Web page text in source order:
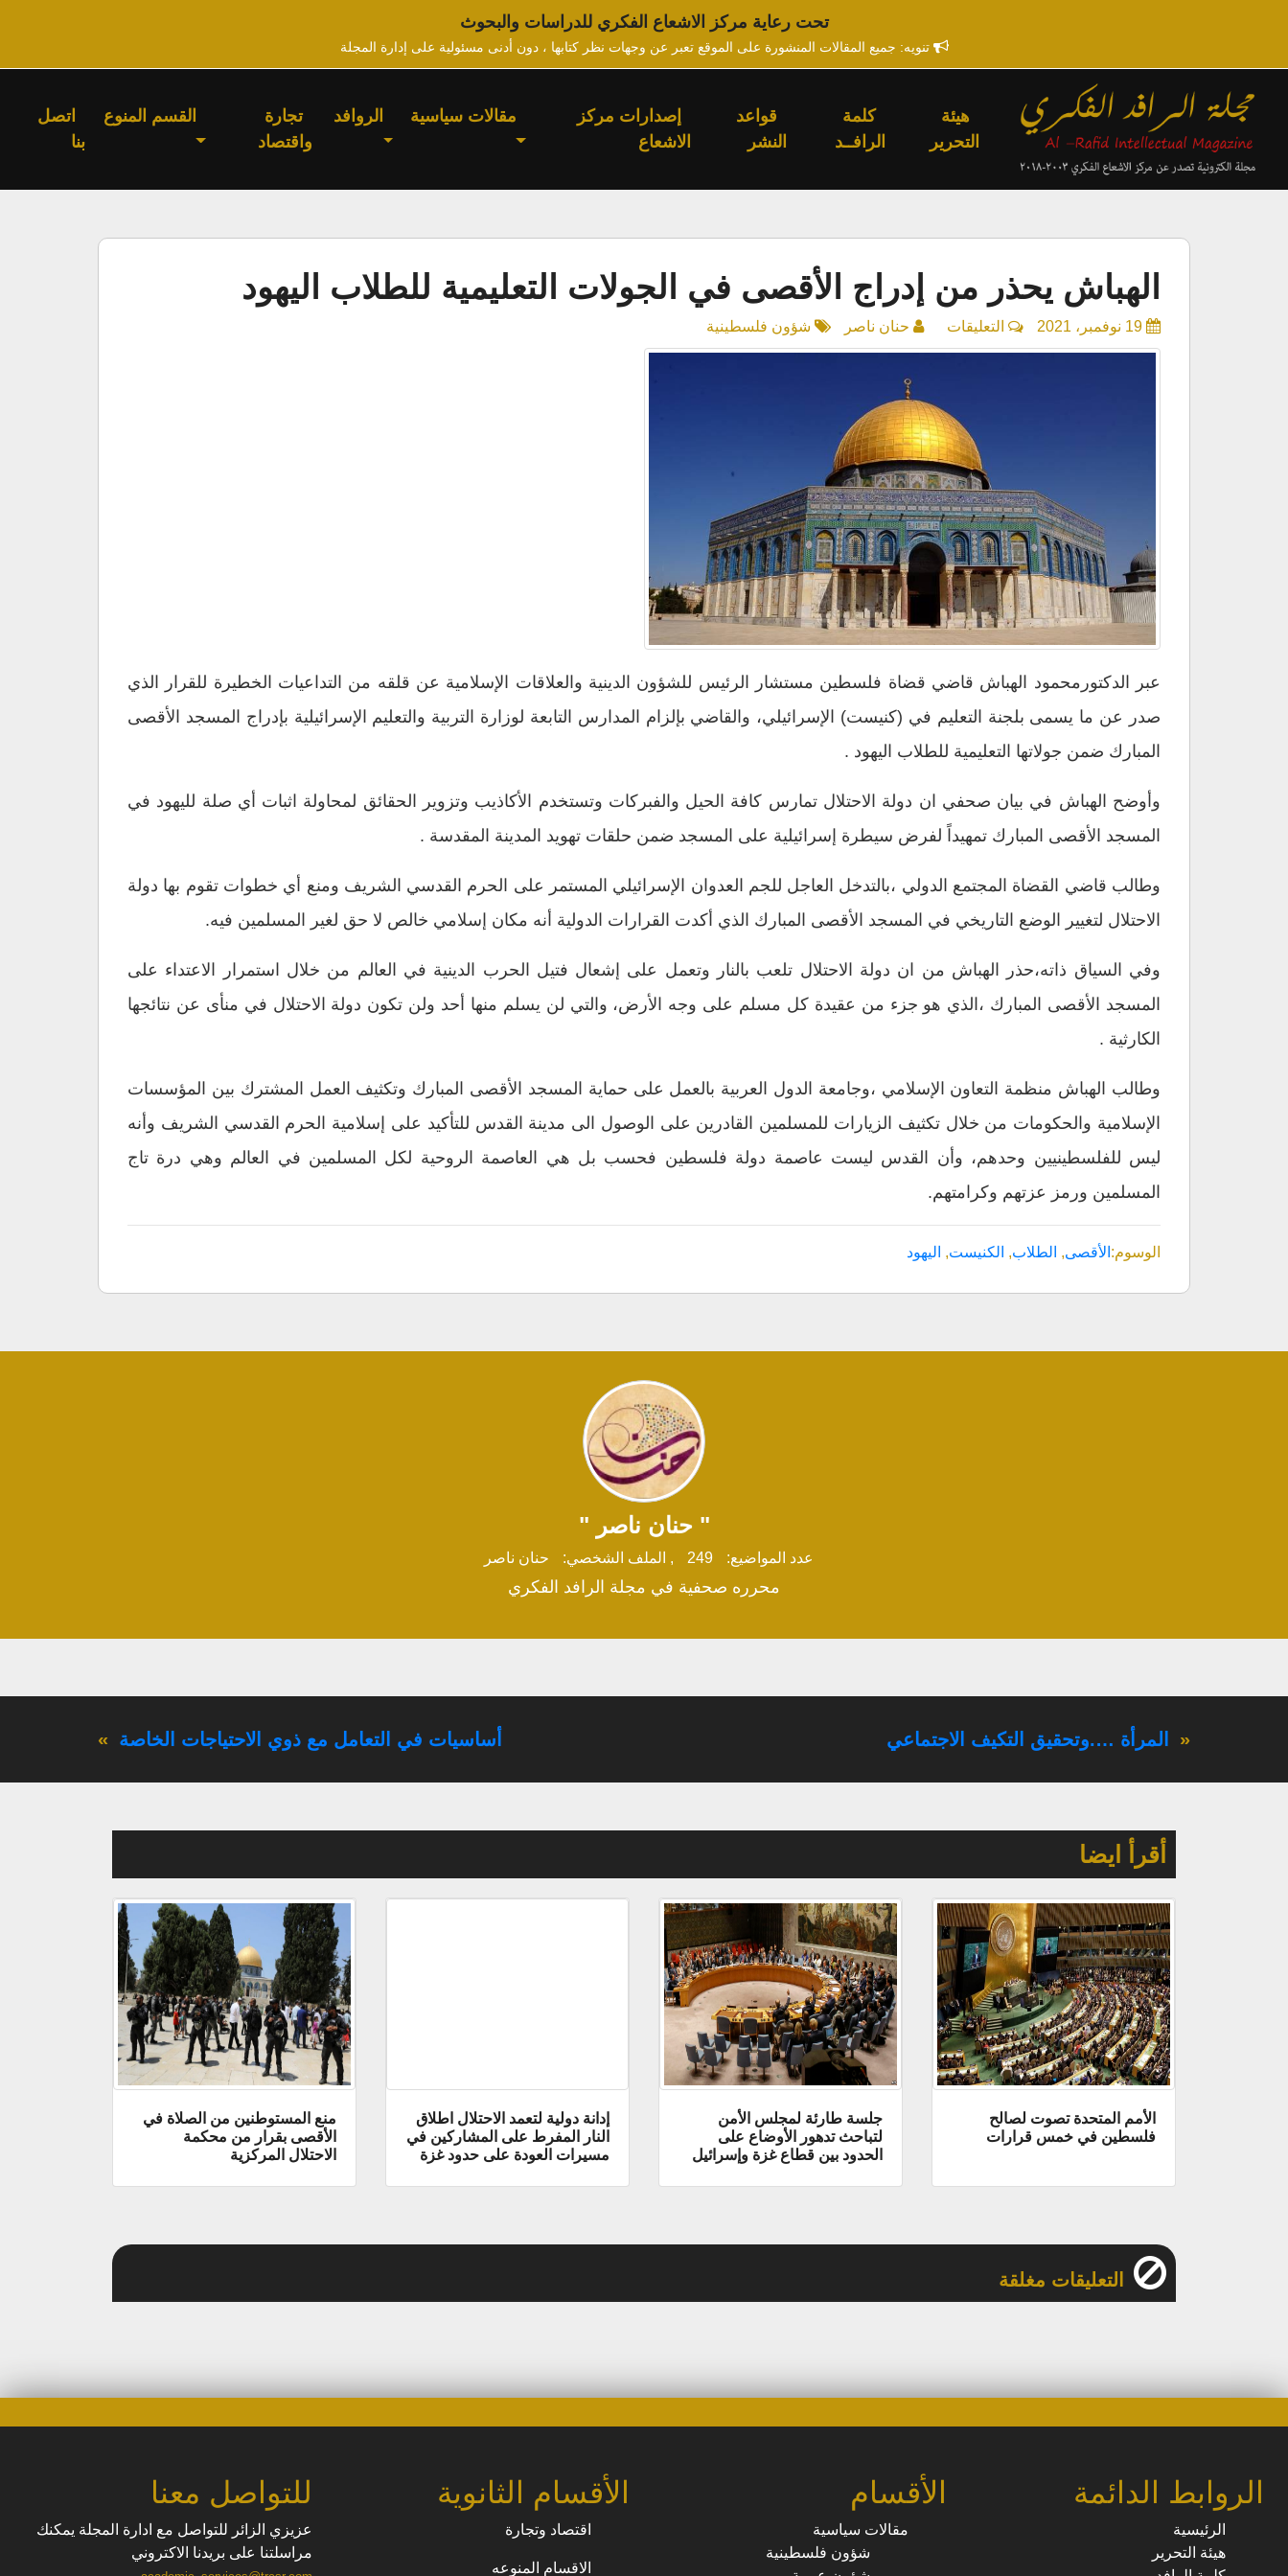
تحت رعاية مركز الاشعاع الفكري للدراسات والبحوث
تنويه: جميع المقالات المنشورة على الموقع تعبر عن وجهات نظر كتابها ، دون أدنى مسئولية على إدارة المجلة
هيئة
التحرير
كلمة
الرافــد
قواعد
النشر
إصدارات مركز
الاشعاع
مقالات سياسية الروافد
تجارة
واقتصاد
القسم المنوع
اتصل
بنا
الهباش يحذر من إدراج الأقصى في الجولات التعليمية للطلاب اليهود
التعليقات
على
الهباش
إدراج
الأقصى
في
الجولات
التعليمية
للطلاب
اليهود
مغلقة
حنان ناصر شؤون فلسطينية
عبر الدكتورمحمود الهباش قاضي قضاة فلسطين مستشار الرئيس للشؤون الدينية والعلاقات الإسلامية عن قلقه من التداعيات الخطيرة للقرار الذي
صدر عن ما يسمى بلجنة التعليم في (كنيست) الإسرائيلي، والقاضي بإلزام المدارس التابعة لوزارة التربية والتعليم الإسرائيلية بإدراج المسجد الأقصى
المبارك ضمن جولاتها التعليمية للطلاب اليهود .
وأوضح الهباش في بيان صحفي ان دولة الاحتلال تمارس كافة الحيل والفبركات وتستخدم الأكاذيب وتزوير الحقائق لمحاولة اثبات أي صلة لليهود في
المسجد الأقصى المبارك تمهيداً لفرض سيطرة إسرائيلية على المسجد ضمن حلقات تهويد المدينة المقدسة .
وطالب قاضي القضاة المجتمع الدولي ،بالتدخل العاجل للجم العدوان الإسرائيلي المستمر على الحرم القدسي الشريف ومنع أي خطوات تقوم بها دولة
الاحتلال لتغيير الوضع التاريخي في المسجد الأقصى المبارك الذي أكدت القرارات الدولية أنه مكان إسلامي خالص لا حق لغير المسلمين فيه.
وفي السياق ذاته،حذر الهباش من ان دولة الاحتلال تلعب بالنار وتعمل على إشعال فتيل الحرب الدينية في العالم من خلال استمرار الاعتداء على
المسجد الأقصى المبارك ،الذي هو جزء من عقيدة كل مسلم على وجه الأرض، والتي لن يسلم منها أحد ولن تكون دولة الاحتلال في منأى عن نتائجها
الكارثية .
وطالب الهباش منظمة التعاون الإسلامي ،وجامعة الدول العربية بالعمل على حماية المسجد الأقصى المبارك وتكثيف العمل المشترك بين المؤسسات
الإسلامية والحكومات من خلال تكثيف الزيارات للمسلمين القادرين على الوصول الى مدينة القدس للتأكيد على إسلامية الحرم القدسي الشريف وأنه
ليس للفلسطينيين وحدهم، وأن القدس ليست عاصمة دولة فلسطين فحسب بل هي العاصمة الروحية لكل المسلمين في العالم وهي درة تاج
المسلمين ورمز عزتهم وكرامتهم.
الوسوم: الأقصى, الطلاب, الكنيست, اليهود
" حنان ناصر "
عدد المواضيع: 249
, الملف الشخصي: حنان ناصر
محرره صحفية في مجلة الرافد الفكري
« المرأة ….وتحقيق التكيف الاجتماعي أساسيات في التعامل مع ذوي الاحتياجات الخاصة »
أقرأ ايضا
الأمم المتحدة تصوت لصالح
فلسطين في خمس قرارات
جلسة طارئة لمجلس الأمن
لتباحث تدهور الأوضاع على
الحدود بين قطاع غزة وإسرائيل
إدانة دولية لتعمد الاحتلال اطلاق
النار المفرط على المشاركين في
مسيرات العودة على حدود غزة
منع المستوطنين من الصلاة في
الأقصى بقرار من محكمة
الاحتلال المركزية
التعليقات مغلقة
الروابط الدائمة
الرئيسية
هيئة التحرير
الأقسام
مقالات سياسية
شؤون فلسطينية
الأقسام الثانوية
اقتصاد وتجارة
الاقسام المنوعه
للتواصل معنا
عزيزي الزائر للتواصل مع ادارة المجلة يمكنك
مراسلتنا على بريدنا الاكتروني